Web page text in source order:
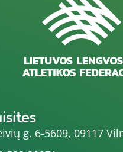
g. 6-5609, 09117